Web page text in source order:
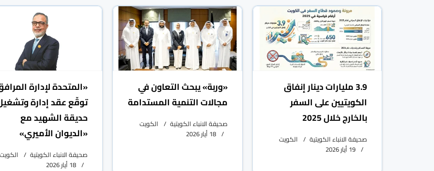
3.9 مليارات دينار إنفاق
الكويتيين على السفر
بالخارج خلال 2025
صحيفة الانباء الكويتية
الكويت
19 أيار 2026
«وربة» يبحث التعاون في
مجالات التنمية المستدامة
صحيفة الانباء الكويتية
الكويت
18 أيار 2026
«المتحدة لإدارة
توقّع عقد إدارة
حديقة الشهيد مع
«الديوان الأميري»
صحيفة الانباء الكويتية
الكويت
18 أيار 2026